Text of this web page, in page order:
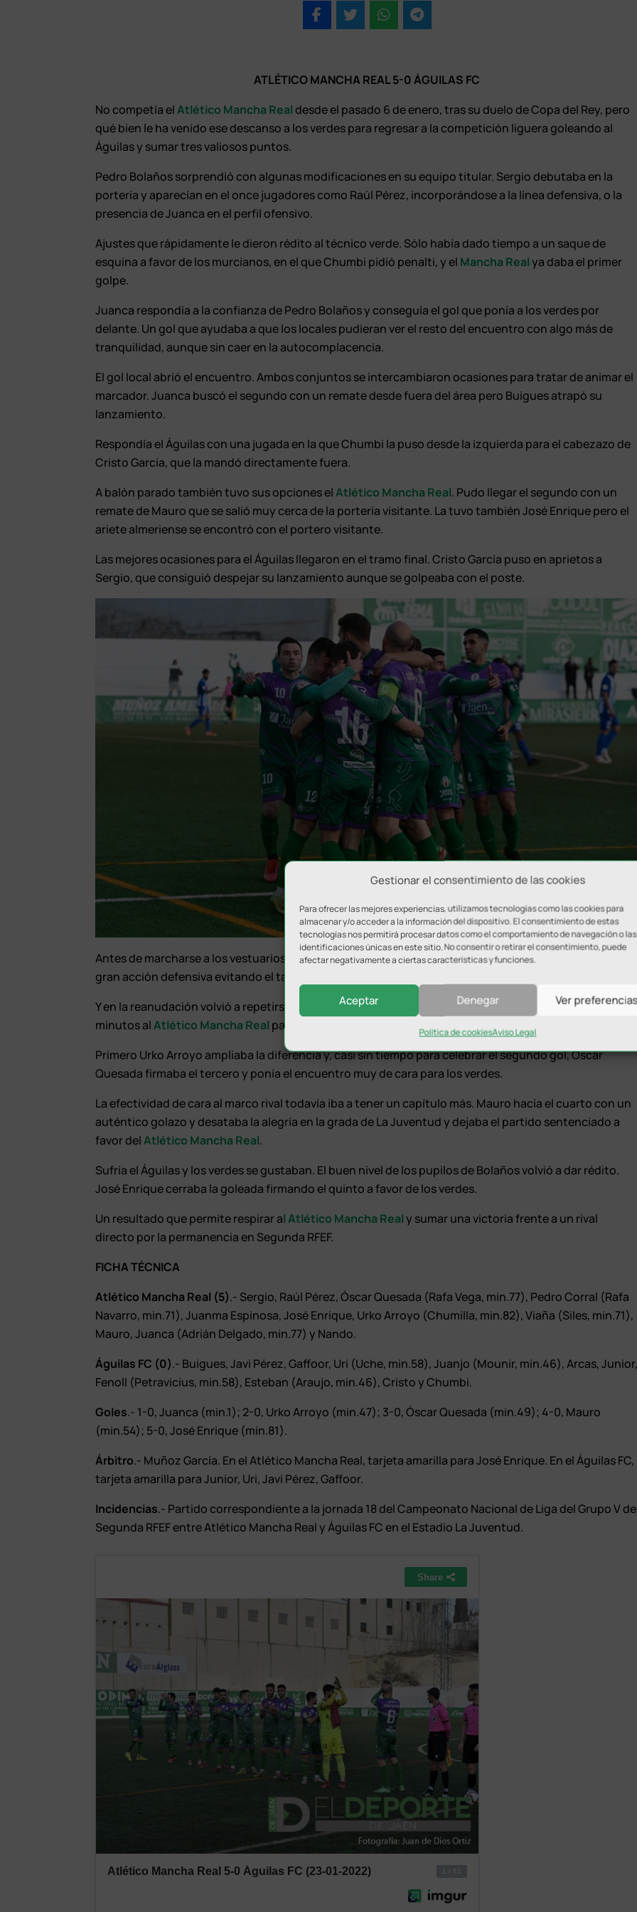
Gestionar el consentimiento de las cookies
Para ofrecer las mejores experiencias, utilizamos tecnologías como las cookies para
almacenar y/o acceder a la información del dispositivo. El consentimiento de estas
tecnologías nos permitirá procesar datos como el comportamiento de navegación o las
identificaciones únicas en este sitio. No consentir o retirar el consentimiento, puede
afectar negativamente a ciertas características y funciones.
Aceptar Denegar Ver
Política de cookiesAviso Legal
ATLÉTICO MANCHA REAL 5-0 ÁGUILAS FC
No competía elAtlético Mancha Realdesde el pasado 6 de enero, tras su duelo de Copa del Rey, pero
qué bien le ha venido ese descanso a los verdes para regresar a la competición liguera goleando al
Águilas y sumar tres valiosos puntos.
Pedro Bolaños sorprendió con algunas modificaciones en su equipo titular. Sergio debutaba en la
portería y aparecían en el once jugadores como Raúl Pérez, incorporándose a la línea defensiva, o la
presencia de Juanca en el perfil ofensivo.
Ajustes que rápidamente le dieron rédito al técnico verde. Sólo había dado tiempo a un saque de
esquina a favor de los murcianos, en el que Chumbi pidió penalti, y el Mancha Realya daba el primer
golpe.
Juanca respondía a la confianza de Pedro Bolaños y conseguía el gol que ponía a los verdes por
delante. Un gol que ayudaba a que los locales pudieran ver el resto del encuentro con algo más de
tranquilidad, aunque sin caer en la autocomplacencia.
El gol local abrió el encuentro. Ambos conjuntos se intercambiaron ocasiones para tratar de animar el
marcador. Juanca buscó el segundo con un remate desde fuera del área pero Buigues atrapó su
lanzamiento.
Respondía el Águilas con una jugada en la que Chumbi la puso desde la izquierda para el cabezazo de
Cristo García, que la mandó directamente fuera.
A balón parado también tuvo sus opciones elAtlético Mancha Real. Pudo llegar el segundo con un
remate de Mauro que se salió muy cerca de la portería visitante. La tuvo también José Enrique pero el
ariete almeriense se encontró con el portero visitante.
Las mejores ocasiones para el Águilas llegaron en el tramo final. Cristo García puso en aprietos a
Sergio, que consiguió despejar su lanzamiento aunque se golpeaba con el poste.
Antes de marcharse a los vestuarios pudo llegar el empate. La zaga verde consiguió impedirlo con una
gran acción defensiva evitando el tanto de Víctor Fenoll.
Y en la reanudación volvió a repetirse lo visto en el inicio del encuentro. Tan sólo le hicieron falta unos
minutos alAtlético Mancha Real para asestar otro golpe a su rival.
Primero Urko Arroyo ampliaba la diferencia y, casi sin tiempo para celebrar el segundo gol, Óscar
Quesada firmaba el tercero y ponía el encuentro muy de cara para los verdes.
La efectividad de cara al marco rival todavía iba a tener un capítulo más. Mauro hacía el cuarto con un
auténtico golazo y desataba la alegría en la grada de La Juventud y dejaba el partido sentenciado a
favor delAtlético Mancha Real.
Sufría el Águilas y los verdes se gustaban. El buen nivel de los pupilos de Bolaños volvió a dar rédito.
José Enrique cerraba la goleada firmando el quinto a favor de los verdes.
Un resultado que permite respirar al Atlético Mancha Realy sumar una victoria frente a un rival
directo por la permanencia en Segunda RFEF.
FICHA TÉCNICA
Atlético Mancha Real (5).- Sergio, Raúl Pérez, Óscar Quesada (Rafa Vega, min.77), Pedro Corral (Rafa
Navarro, min.71), Juanma Espinosa, José Enrique, Urko Arroyo (Chumilla, min.82), Viaña (Siles, min.71),
Mauro, Juanca (Adrián Delgado, min.77) y Nando.
Águilas FC (0).- Buigues, Javi Pérez, Gaffoor, Uri (Uche, min.58), Juanjo (Mounir, min.46), Arcas,
Fenoll (Petravicius, min.58), Esteban (Araujo, min.46), Cristo y Chumbi.
Goles.- 1-0, Juanca (min.1); 2-0, Urko Arroyo (min.47); 3-0, Óscar Quesada (min.49); 4-0, Mauro
(min.54); 5-0, José Enrique (min.81).
Árbitro.- Muñoz García. En el Atlético Mancha Real, tarjeta amarilla para José Enrique. En el Águilas FC,
tarjeta amarilla para Junior, Uri, Javi Pérez, Gaffoor.
Incidencias.- Partido correspondiente a la jornada 18 del Campeonato Nacional de Liga del Grupo V de
Segunda RFEF entre Atlético Mancha Real y Águilas FC en el Estadio La Juventud.